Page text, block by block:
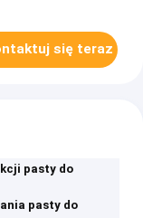
się teraz
pasty do
pasty do